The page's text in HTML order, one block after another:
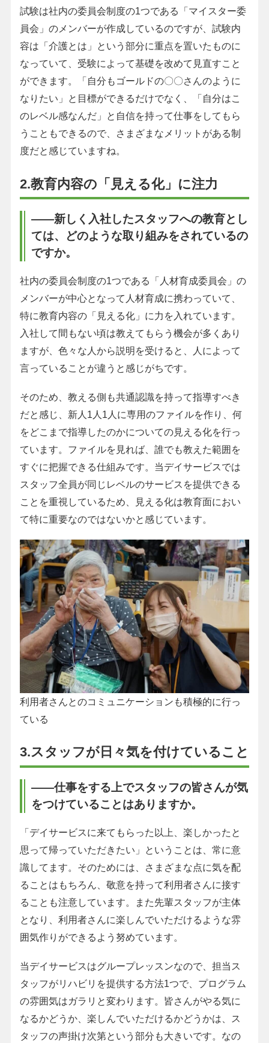
試験は社内の委員会制度の1つである「マイスター委
員会」のメンバーが作成しているのですが、試験内
容は「介護とは」という部分に重点を置いたものに
なっていて、受験によって基礎を改めて見直すこと
ができます。「自分もゴールドの〇〇さんのように
なりたい」と目標ができるだけでなく、「自分はこ
のレベル感なんだ」と自信を持って仕事をしてもら
うこともできるので、さまざまなメリットがある制
度だと感じていますね。
2.教育内容の「見える化」に注力
――新しく入社したスタッフへの教育とし
ては、どのような取り組みをされているの
ですか。
社内の委員会制度の1つである「人材育成委員会」の
メンバーが中心となって人材育成に携わっていて、
特に教育内容の「見える化」に力を入れています。
入社して間もない頃は教えてもらう機会が多くあり
ますが、色々な人から説明を受けると、人によって
言っていることが違うと感じがちです。
そのため、教える側も共通認識を持って指導すべき
だと感じ、新人1人1人に専用のファイルを作り、何
をどこまで指導したのかについての見える化を行っ
ています。ファイルを見れば、誰でも教えた範囲を
すぐに把握できる仕組みです。当デイサービスでは
スタッフ全員が同じレベルのサービスを提供できる
ことを重視しているため、見える化は教育面におい
て特に重要なのではないかと感じています。
利用者さんとのコミュニケーションも積極的に行っ
ている
3.スタッフが日々気を付けていること
――仕事をする上でスタッフの皆さんが気
をつけていることはありますか。
「デイサービスに来てもらった以上、楽しかったと
思って帰っていただきたい」ということは、常に意
識してます。そのためには、さまざまな点に気を配
ることはもちろん、敬意を持って利用者さんに接す
ることも注意しています。また先輩スタッフが主体
となり、利用者さんに楽しんでいただけるような雰
囲気作りができるよう努めています。
当デイサービスはグループレッスンなので、担当ス
タッフがリハビリを提供する方法1つで、プログラム
の雰囲気はガラリと変わります。皆さんがやる気に
なるかどうか、楽しんでいただけるかどうかは、ス
タッフの声掛け次第という部分も大きいです。なの